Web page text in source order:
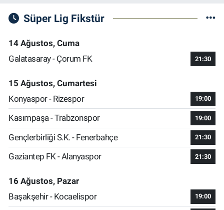
Süper Lig Fikstür
14 Ağustos, Cuma
Galatasaray - Çorum FK
21:30
15 Ağustos, Cumartesi
Konyaspor - Rizespor
19:00
Kasımpaşa - Trabzonspor 19:00
Gençlerbirliği S.K. - Fenerbahçe 21:30
Gaziantep FK - Alanyaspor 21:30
16 Ağustos, Pazar
Başakşehir - Kocaelispor
19:00